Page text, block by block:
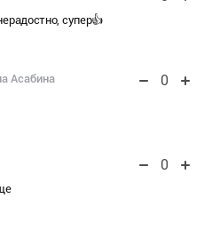
супер👍
Асабина 0
0